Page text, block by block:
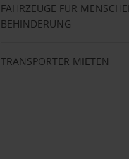
FAHRZEUGE FÜR
BEHINDERUNG
TRANSPORTER MIETEN